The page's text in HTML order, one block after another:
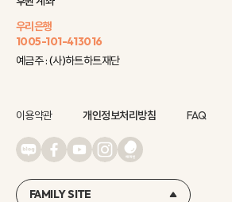
우리은행
1005-101-413016
예금주 : (사)하트하트재단
이용약관 개인정보처리방침 FAQ
FAMILY SITE